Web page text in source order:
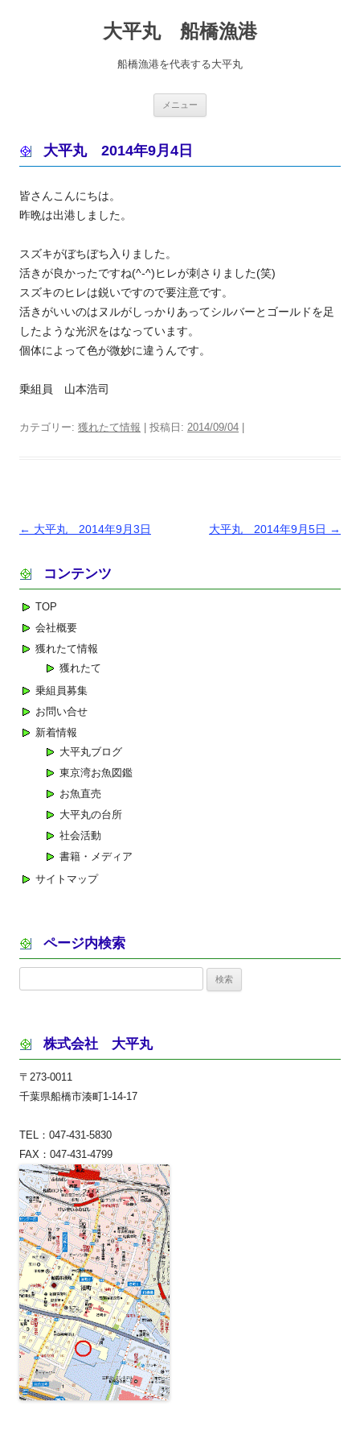
大平丸 船橋漁港
船橋漁港を代表する大平丸
メニュー
大平丸 2014年9月4日
皆さんこんにちは。
昨晩は出港しました。
スズキがぼちぼち入りました。
活きが良かったですね(^-^)ヒレが刺さりました(笑)
スズキのヒレは鋭いですので要注意です。
活きがいいのはヌルがしっかりあってシルバーとゴールドを足
したような光沢をはなっています。
個体によって色が微妙に違うんです。
乗組員 山本浩司
カテゴリー: 獲れたて情報 | 投稿日: 2014/09/04
投
ナ
ョ
ン
← 大平丸 2014年9月3日 大平丸 2014年9月5日 →
コンテンツ
TOP
会社概要
獲れたて情報
獲れたて
乗組員募集
お問い合せ
新着情報
大平丸ブログ
東京湾お魚図鑑
お魚直売
大平丸の台所
社会活動
書籍・メディア
サイトマップ
ページ内検索
株式会社 大平丸
〒273-0011
千葉県船橋市湊町1-14-17
TEL：047-431-5830
FAX：047-431-4799